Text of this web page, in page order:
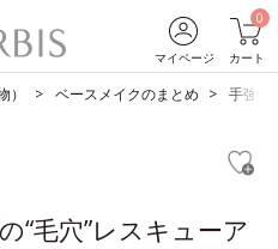
マイページ
0
カート
ベースメイクのまとめ 手強い
“毛穴”レスキューア